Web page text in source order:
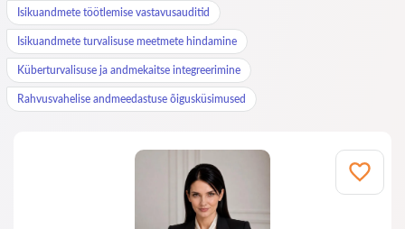
Isikuandmete töötlemise vastavusauditid
Isikuandmete turvalisuse meetmete hindamine
Küberturvalisuse ja andmekaitse integreerimine
Rahvusvahelise andmeedastuse õigusküsimused